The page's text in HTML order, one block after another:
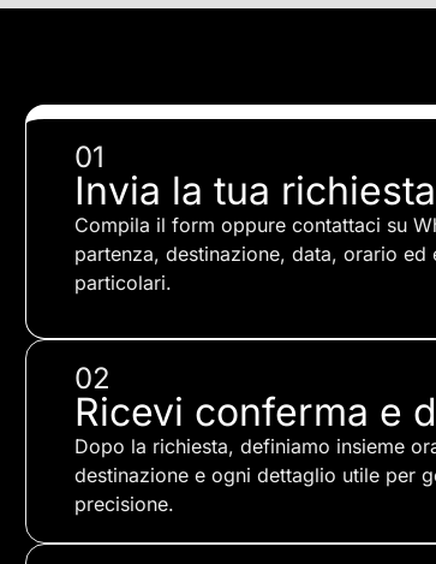
01
Invia la tua richiesta
Compila il form oppure contattaci su
partenza, destinazione, data, orario ed
particolari.
02
Ricevi conferma e
Dopo la richiesta, definiamo insieme
destinazione e ogni dettaglio utile per
precisione.